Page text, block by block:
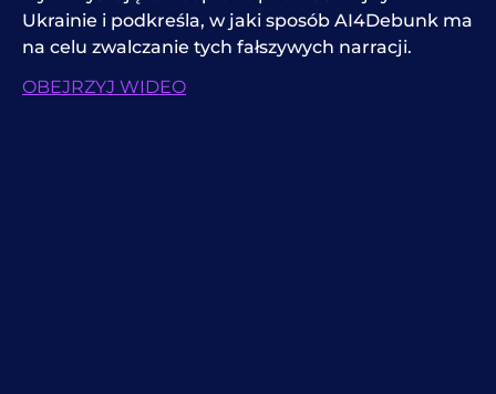
Ukrainie i podkreśla, w jaki sposób AI4Debunk ma
na celu zwalczanie tych fałszywych narracji.
OBEJRZYJ WIDEO